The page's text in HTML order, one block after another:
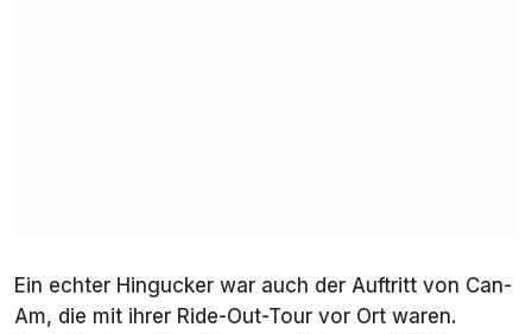
Ein echter Hingucker war auch der Auftritt von Can-
Am, die mit ihrer Ride-Out-Tour vor Ort waren.